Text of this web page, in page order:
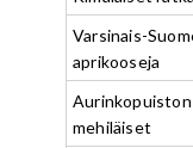
Varsinais-
aprikooseja
Aurinkopuiston
mehiläiset